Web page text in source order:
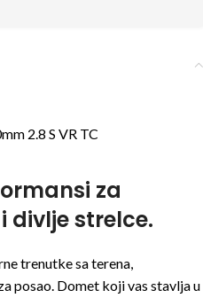
za
divlje strelce.
trenutke sa terena,
posao. Domet koji vas stavlja u